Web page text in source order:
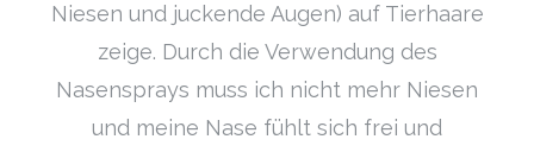
Niesen und juckende Augen) auf Tierhaare
zeige. Durch die Verwendung des
Nasensprays muss ich nicht mehr Niesen
und meine Nase fühlt sich frei und